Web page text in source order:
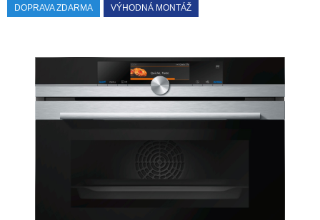
DOPRAVA ZDARMA VÝHODNÁ MONTÁŽ